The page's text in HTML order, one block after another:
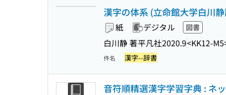
漢字の体系 (立命館大学白川
紙 デジタル 図書
白川静 著平凡社2020.9<KK12-
件名 漢字--辞書
音符順精選漢字学習字典 : ネ